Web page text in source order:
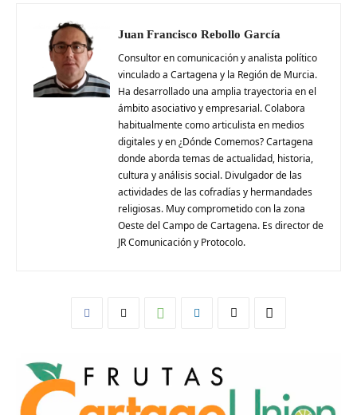
Juan Francisco Rebollo García
Consultor en comunicación y analista político
vinculado a Cartagena y la Región de Murcia.
Ha desarrollado una amplia trayectoria en el
ámbito asociativo y empresarial. Colabora
habitualmente como articulista en medios
digitales y en ¿Dónde Comemos? Cartagena
donde aborda temas de actualidad, historia,
cultura y análisis social. Divulgador de las
actividades de las cofradías y hermandades
religiosas. Muy comprometido con la zona
Oeste del Campo de Cartagena. Es director de
JR Comunicación y Protocolo.